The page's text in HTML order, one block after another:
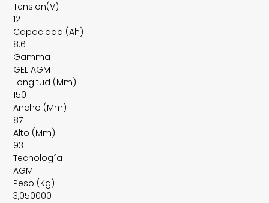
Tension(V)
12
Capacidad (Ah)
8.6
Gamma
GEL AGM
Longitud (Mm)
150
Ancho (Mm)
87
Alto (Mm)
93
Tecnología
AGM
Peso (Kg)
3,050000